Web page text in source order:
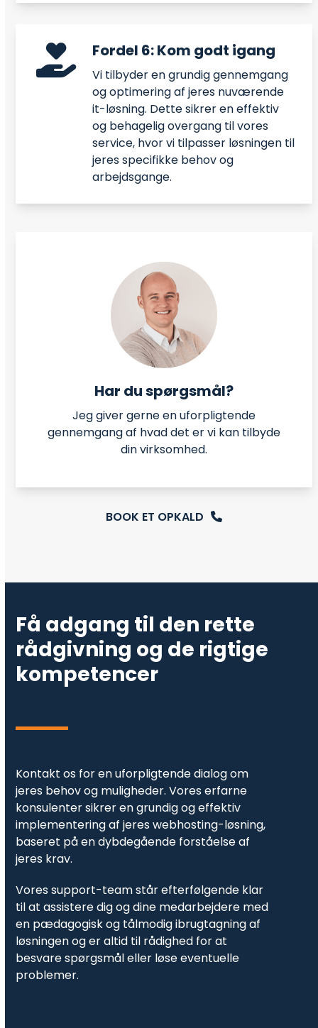
Fordel 6: Kom godt igang
Vi tilbyder en grundig gennemgang
og optimering af jeres nuværende
it-løsning. Dette sikrer en effektiv
og behagelig overgang til vores
service, hvor vi tilpasser løsningen til
jeres specifikke behov og
arbejdsgange.
Har du spørgsmål?
Jeg giver gerne en uforpligtende
gennemgang af hvad det er vi kan tilbyde
din virksomhed.
BOOK ET OPKALD
Få adgang til den rette
rådgivning og de rigtige
kompetencer
Kontakt os for en uforpligtende dialog om
jeres behov og muligheder. Vores erfarne
konsulenter sikrer en grundig og effektiv
implementering af jeres webhosting-løsning,
baseret på en dybdegående forståelse af
jeres krav.
Vores support-team står efterfølgende klar
til at assistere dig og dine medarbejdere med
en pædagogisk og tålmodig ibrugtagning af
løsningen og er altid til rådighed for at
besvare spørgsmål eller løse eventuelle
problemer.